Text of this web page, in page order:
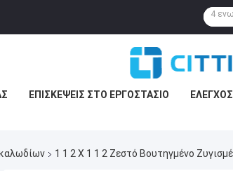
ΕΠΙΣΚΈΨΕΙΣ ΣΤΟ ΕΡΓΟΣΤΆΣΙΟ
1 1 2 X 1 1 2 Ζεστό Βουτηγμένο